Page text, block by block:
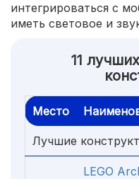
интегрироваться с
иметь световое и
11
Место
Лучшие
LEGO